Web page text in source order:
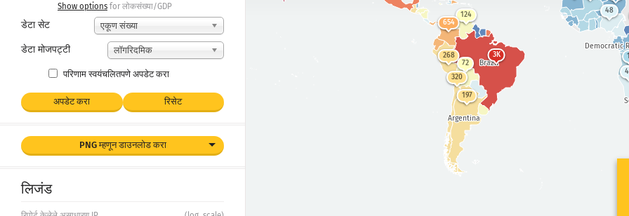
Show options for लोकसंख्या/GDP
डेटा सेट एकूण संख्या
डेटा मोजपट्टी लॉगरिदमिक
परिणाम स्वयंचलितपणे अपडेट करा
अपडेट करा रिसेट
PNG म्हणून डाउनलोड करा
लिजंड
Argentina
Democratic
Brazil
197
72
3K
320
654
48
268
124